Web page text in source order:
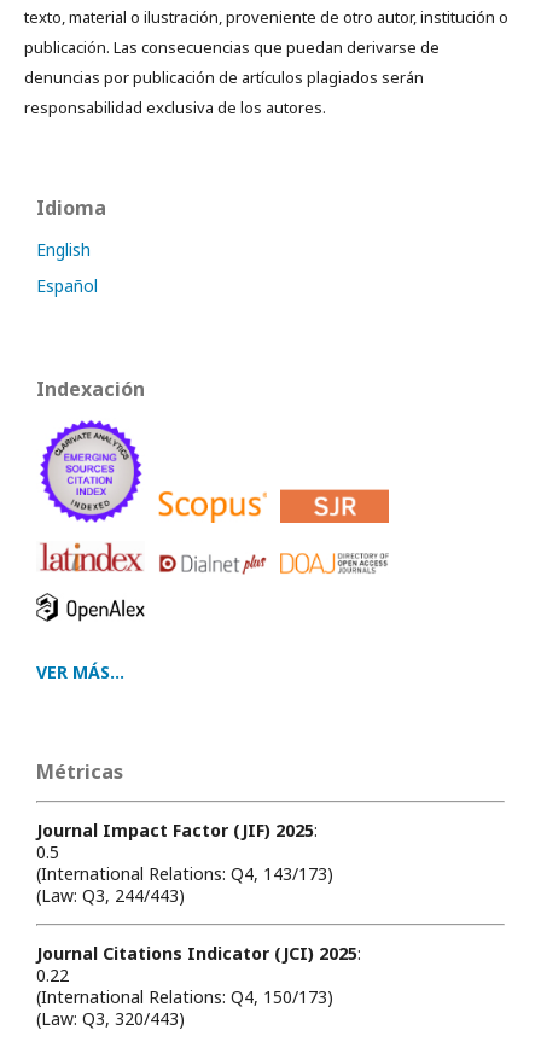
texto, material o ilustración, proveniente de otro autor, institución o
publicación. Las consecuencias que puedan derivarse de
denuncias por publicación de artículos plagiados serán
responsabilidad exclusiva de los autores.
Idioma
English
Español
Indexación
VER MÁS...
Métricas
Journal Impact Factor (JIF) 2025:
0.5
(International Relations: Q4, 143/173)
(Law: Q3, 244/443)
Journal Citations Indicator (JCI) 2025:
0.22
(International Relations: Q4, 150/173)
(Law: Q3, 320/443)